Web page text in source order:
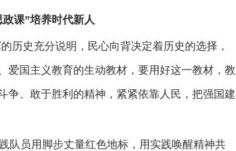
课”培养时代新人
历史充分说明，民心向背决定着历史的选择，
爱国主义教育的生动教材，要用好这一教材，教
争、敢于胜利的精神，紧紧依靠人民，把强国建
队员用脚步丈量红色地标，用实践唤醒精神共